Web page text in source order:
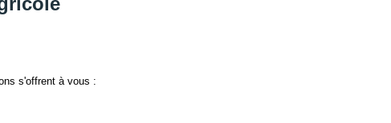
s'offrent à vous :